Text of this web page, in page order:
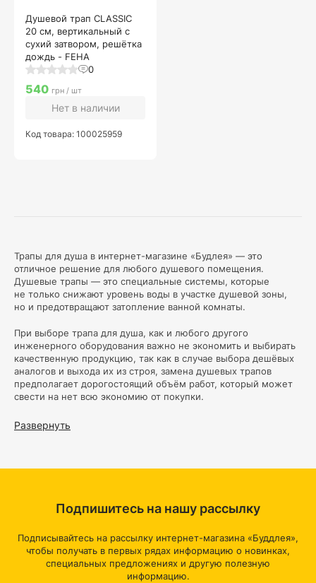
Трапы для душа в интернет-магазине «Будлея» — это
отличное решение для любого душевого помещения.
Душевые трапы — это специальные системы, которые
не только снижают уровень воды в участке душевой зоны,
но и предотвращают затопление ванной комнаты.
При выборе трапа для душа, как и любого другого
инженерного оборудования важно не экономить и выбирать
качественную продукцию, так как в случае выбора дешёвых
аналогов и выхода их из строя, замена душевых трапов
предполагает дорогостоящий объём работ, который может
свести на нет всю экономию от покупки.
В нашем магазине представлен широкий ассортимент
сохранять привлекательный вид независимо от качества или
от коррозии, которая обеспечивает длительный срок службы
вашего трапа для душа.
У нас вы найдете трапы для душа разных форм и материалов,
Развернуть
Душевой трап CLASSIC
20 см, вертикальный с
сухий затвором, решётка
дождь - FEHA
0
540 грн / шт
Нет в наличии
Код товара: 100025959
Подпишитесь на нашу рассылку
Подписывайтесь на рассылку интернет-магазина «Буддлея»,
чтобы получать в первых рядах информацию о новинках,
специальных предложениях и другую полезную
информацию.